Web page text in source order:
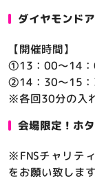
ダイヤモンド
【開催時間】
①13：00～14
②14：30～15
※各回30分の入
会場限定！ホ
※FNSチャリテ
をお願い致します